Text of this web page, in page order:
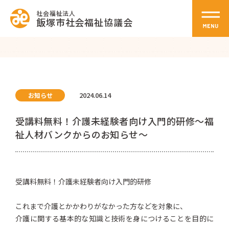
社会福祉法人
飯塚市社会福祉協議会
お知らせ 2024.06.14
受講料無料！介護未経験者向け入門的研修～福
祉人材バンクからのお知らせ～
受講料無料！介護未経験者向け入門的研修
これまで介護とかかわりがなかった方などを対象に、
介護に関する基本的な知識と技術を身につけることを目的に